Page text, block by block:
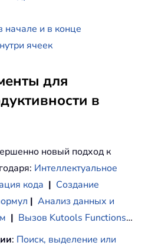
начале и в конце
ячеек
для
в
новый подход к
Интеллектуальное
кода | Создание
| Анализ данных и
| Вызов Kutools Functions…
: Поиск, выделение или